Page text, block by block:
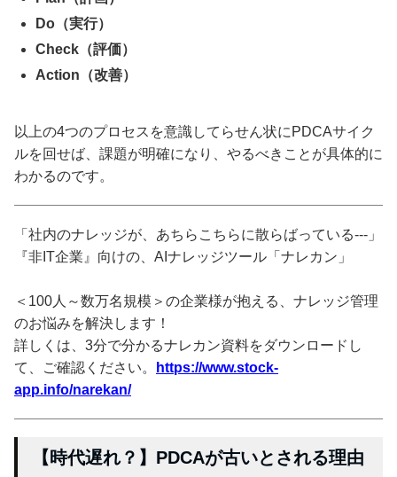
Do（実行）
Check（評価）
Action（改善）
以上の4つのプロセスを意識してらせん状にPDCAサイク
ルを回せば、課題が明確になり、やるべきことが具体的に
わかるのです。
「社内のナレッジが、あちらこちらに散らばっている---」
『非IT企業』向けの、AIナレッジツール「ナレカン」
＜100人～数万名規模＞の企業様が抱える、ナレッジ管理
のお悩みを解決します！
詳しくは、3分で分かるナレカン資料をダウンロードし
て、ご確認ください。
https://www.stock-
app.info/narekan/
【時代遅れ？】PDCAが古いとされる理由